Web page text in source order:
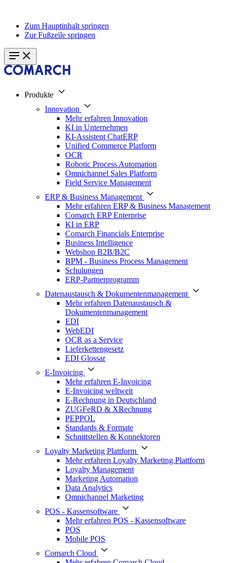
Zum Hauptinhalt springen
Zur Fußzeile springen
Produkte
Innovation
Mehr erfahren Innovation
KI in Unternehmen
KI-Assistent ChatERP
Unified Commerce Platform
OCR
Robotic Process Automation
Omnichannel Sales Platform
Field Service Management
ERP & Business Management
Mehr erfahren ERP & Business Management
Comarch ERP Enterprise
KI in ERP
Comarch Financials Enterprise
Business Intelligence
Webshop B2B/B2C
BPM - Business Process Management
Schulungen
ERP-Partnerprogramm
Datenaustausch & Dokumentenmanagement
Mehr erfahren Datenaustausch &
Dokumentenmanagement
EDI
WebEDI
OCR as a Service
Lieferkettengesetz
EDI Glossar
E-Invoicing
Mehr erfahren E-Invoicing
E-Invoicing weltweit
E-Rechnung in Deutschland
ZUGFeRD & XRechnung
PEPPOL
Standards & Formate
Schnittstellen & Konnektoren
Loyalty Marketing Plattform
Mehr erfahren Loyalty Marketing Plattform
Loyalty Management
Marketing Automation
Data Analytics
Omnichannel Marketing
POS - Kassensoftware
Mehr erfahren POS - Kassensoftware
POS
Mobile POS
Comarch Cloud